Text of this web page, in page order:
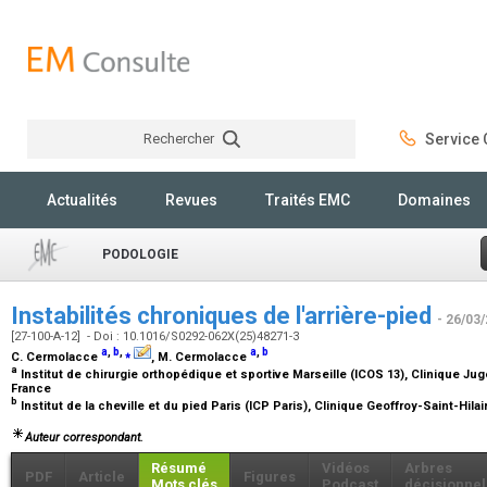
Rechercher Service
Actualités Revues Traités EMC Domaines
PODOLOGIE
Instabilités chroniques de l'arrière-pied - 26/
[27-100-A-12] - Doi : 10.1016/S0292-062X(25)48271-3
C. Cermolacce a, b,⁎ , M. Cermolacce a, b
a Institut de chirurgie orthopédique et sportive Marseille (ICOS 13), Clinique
France
b Institut de la cheville et du pied Paris (ICP Paris), Clinique Geoffroy-Saint-
Auteur correspondant.
PDF Article
Résumé
Figures
Vidéos
Arbres